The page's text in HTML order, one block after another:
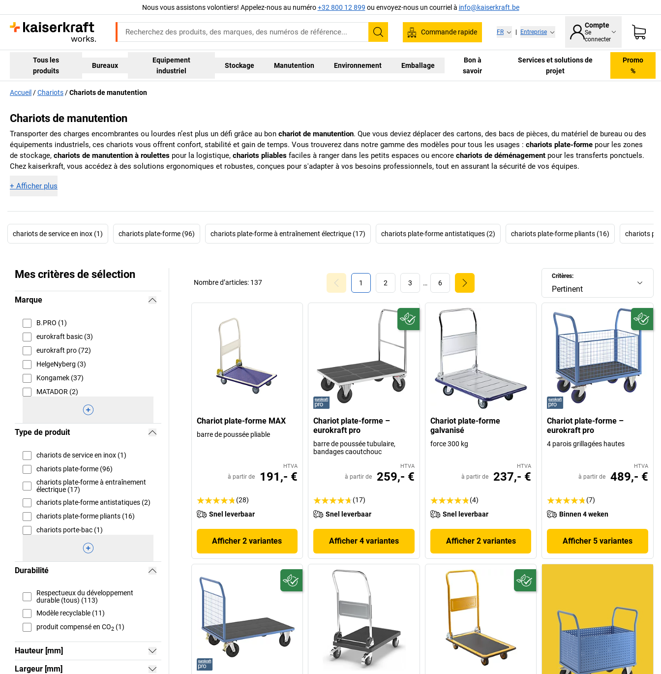
Nous vous assistons volontiers! Appelez-nous au numéro+32 800 12 899 ou envoyez-nous un courriel à info@kaiserkraft.be
Recherche
Commande rapide FR Entreprise
Compte
Se
connecter
Tous les
produits
Bureaux
Equipement
industriel
Stockage Manutention Environnement Emballage
Bon à
savoir
Services et solutions de
projet
Promo
%
Accueil Chariots Chariots de manutention
Chariots de manutention
Transporter des charges encombrantes ou lourdes n’est plus un défi grâce au bon chariot de manutention. Que vous deviez déplacer des cartons, des bacs de pièces, du matériel de bureau ou des
équipements industriels, ces chariots vous offrent confort, stabilité et gain de temps. Vous trouverez dans notre gamme des modèles pour tous les usages : chariots plate-forme pour les zones
de stockage, chariots de manutention à roulettes pour la logistique, chariots pliables faciles à ranger dans les petits espaces ou encore chariots de déménagement pour les transferts ponctuels.
Chez kaiserkraft, vous accédez à des solutions ergonomiques et robustes, conçues pour s'adapter à vos besoins professionnels, tout en assurant la sécurité de vos équipes.
+ Afficher plus
chariots de service en inox (1) chariots plate-forme (96) chariots plate-forme à entraînement électrique (17) chariots plate-forme antistatiques (2) chariots plate-forme pliants (16) chariots
Mes critères de sélection
Marque
B.PRO (1)
eurokraft basic (3)
eurokraft pro (72)
HelgeNyberg (3)
Kongamek (37)
MATADOR (2)
Type de produit
chariots de service en inox (1)
chariots plate-forme (96)
chariots plate-forme à entraînement
électrique (17)
chariots plate-forme antistatiques (2)
chariots plate-forme pliants (16)
chariots porte-bac (1)
Durabilité
Respectueux du développement
durable (tous) (113)
Modèle recyclable (11)
produit compensé en CO2 (1)
Hauteur [mm]
Largeur [mm]
Critères:
Pertinent
1 2 3 … 6
Nombre d’articles: 137
Chariot plate-forme MAX
barre de poussée pliable
HTVA
à partir de 191,- €
(28)
Snel leverbaar
Afficher 2 variantes
Chariot plate-forme –
eurokraft pro
barre de poussée tubulaire,
bandages caoutchouc
HTVA
à partir de 259,- €
(17)
Snel leverbaar
Afficher 4 variantes
Chariot plate-forme
galvanisé
force 300 kg
HTVA
à partir de 237,- €
(4)
Snel leverbaar
Afficher 2 variantes
Chariot plate-forme –
eurokraft pro
4 parois grillagées hautes
HTVA
à partir de 489,- €
(7)
Binnen 4 weken
Afficher 5 variantes